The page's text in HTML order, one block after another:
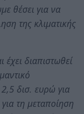
θέσει για να
της κλιματικής
διαπιστωθεί
δισ. ευρώ για
τη μεταποίηση